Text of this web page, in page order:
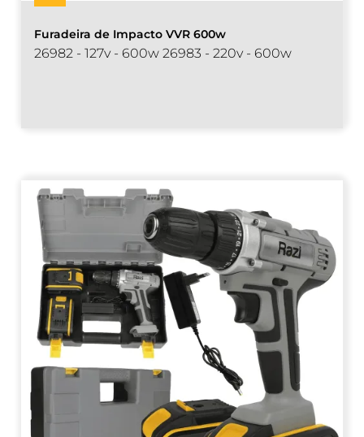
Furadeira de Impacto VVR 600w
26982 - 127v - 600w 26983 - 220v - 600w